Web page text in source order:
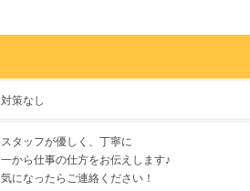
対策なし
スタッフが優しく、丁寧に
一から仕事の仕方をお伝えします♪
気になったらご連絡ください！